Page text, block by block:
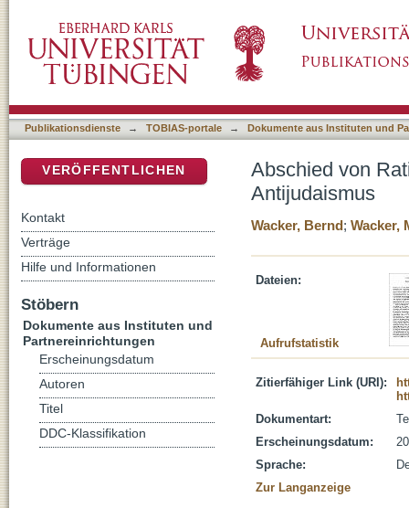
Publikationsdienste → TOBIAS-portale → Dokumente aus Instituten und
Abschied von
Antijudaismus
Wacker, Bernd; Wacker,
Dateien:
Aufrufstatistik
Zitierfähiger Link (URI):
Dokumentart:
Erscheinungsdatum:
Sprache:
Zur Langanzeige
VERÖFFENTLICHEN
Kontakt
Verträge
Hilfe und Informationen
Stöbern
Dokumente aus Instituten und
Partnereinrichtungen
Erscheinungsdatum
Autoren
Titel
DDC-Klassifikation